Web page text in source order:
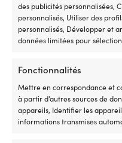
des publicités personnalisées,
personnalisés, Utiliser des
personnalisés, Développer et
données limitées pour
Fonctionnalités
Mettre en correspondance et
à partir d’autres sources de
appareils, Identifier les
informations transmises
page
produit